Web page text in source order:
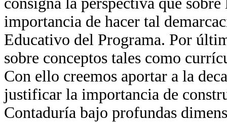
importancia de hacer tal
Educativo del Programa. Por
sobre conceptos tales como
Con ello creemos aportar a la
justificar la importancia de
Contaduría bajo profundas